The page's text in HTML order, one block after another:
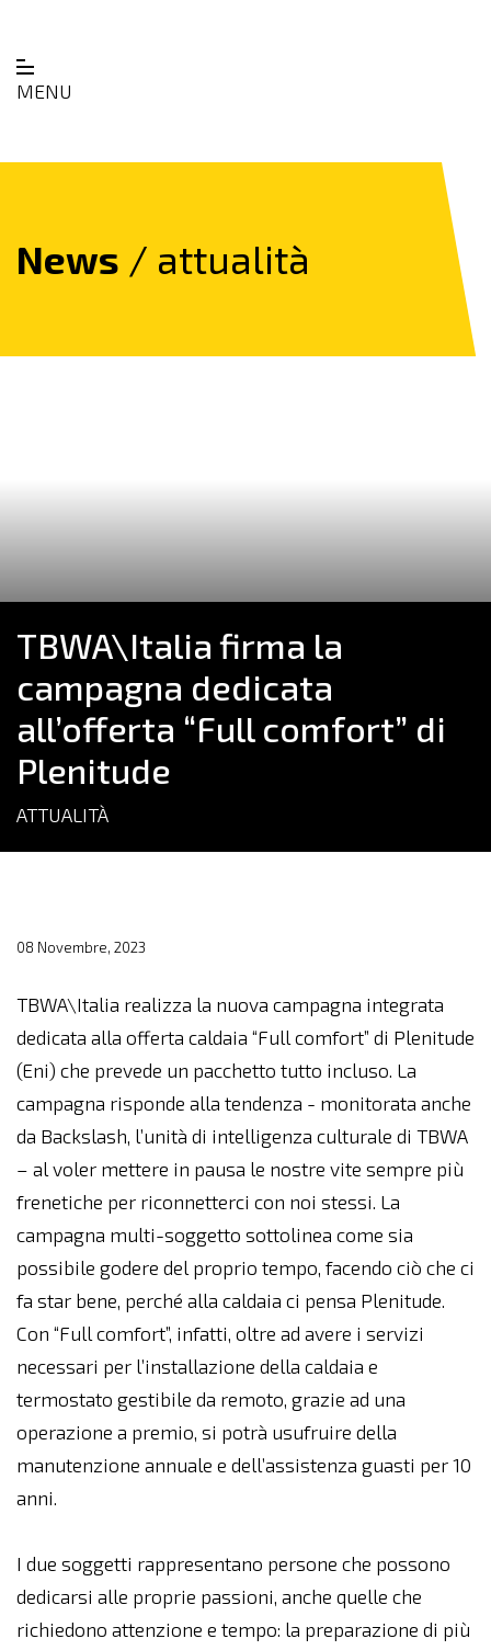
MENU
News / attualità
TBWA\Italia firma la
campagna dedicata
all’offerta “Full comfort” di
Plenitude
ATTUALITÀ
08 Novembre, 2023
TBWA\Italia realizza la nuova campagna integrata
dedicata alla offerta caldaia “Full comfort” di Plenitude
(Eni) che prevede un pacchetto tutto incluso. La
campagna risponde alla tendenza - monitorata anche
da Backslash, l’unità di intelligenza culturale di TBWA
– al voler mettere in pausa le nostre vite sempre più
frenetiche per riconnetterci con noi stessi. La
campagna multi-soggetto sottolinea come sia
possibile godere del proprio tempo, facendo ciò che ci
fa star bene, perché alla caldaia ci pensa Plenitude.
Con “Full comfort”, infatti, oltre ad avere i servizi
necessari per l’installazione della caldaia e
termostato gestibile da remoto, grazie ad una
operazione a premio, si potrà usufruire della
manutenzione annuale e dell’assistenza guasti per 10
anni.
I due soggetti rappresentano persone che possono
dedicarsi alle proprie passioni, anche quelle che
richiedono attenzione e tempo: la preparazione di più